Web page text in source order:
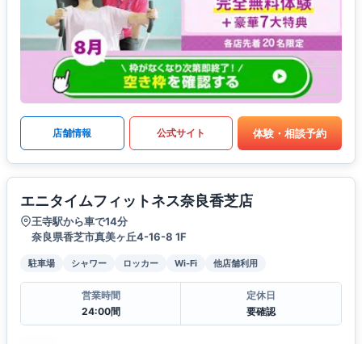
店舗情報 公式サイト 体験・相談予約
エニタイムフィットネス奈良香芝店
王寺駅から車で14分
奈良県香芝市真美ヶ丘4-16-8 1F
駐車場 シャワー ロッカー Wi-Fi 他店舗利用
営業時間
24:00間
定休日
要確認